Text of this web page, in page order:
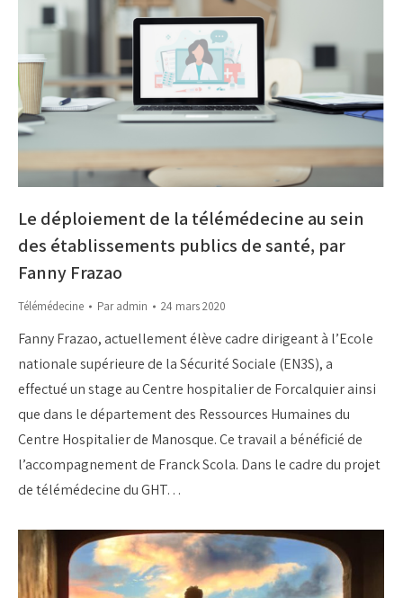
Le déploiement de la télémédecine au sein
des établissements publics de santé, par
Fanny Frazao
Télémédecine Paradmin 24 mars 2020
Fanny Frazao, actuellement élève cadre dirigeant à l’Ecole
nationale supérieure de la Sécurité Sociale (EN3S), a
effectué un stage au Centre hospitalier de Forcalquier ainsi
que dans le département des Ressources Humaines du
Centre Hospitalier de Manosque. Ce travail a bénéficié de
l’accompagnement de Franck Scola. Dans le cadre du projet
de télémédecine du GHT…